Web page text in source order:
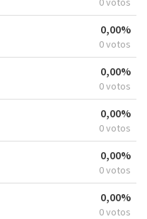
0,00%
0 votos
0,00%
0 votos
0,00%
0 votos
0,00%
0 votos
0,00%
0 votos